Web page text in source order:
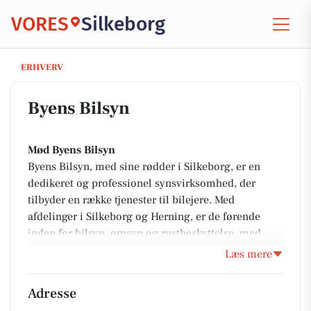
VORES Silkeborg
ERHVERV
Byens Bilsyn
Byens Bilsyn
Mød Byens Bilsyn
Byens Bilsyn, med sine rødder i Silkeborg, er en
dedikeret og professionel synsvirksomhed, der
tilbyder en række tjenester til bilejere. Med
afdelinger i Silkeborg og Herning, er de førende
inden for bilsyn, omsyn og rustbeskyttelse, med
mulighed for både Drive In service eller nem online
dermed høj kvalitet. Byens Bilsyn er klar til at
Læs mere
Adresse